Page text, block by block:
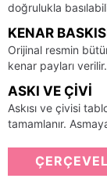
doğrulukla
KENAR
Orijinal resmin
kenar payları verilir.
ASKI VE ÇIVI
Askısı ve çivisi
tamamlanır.